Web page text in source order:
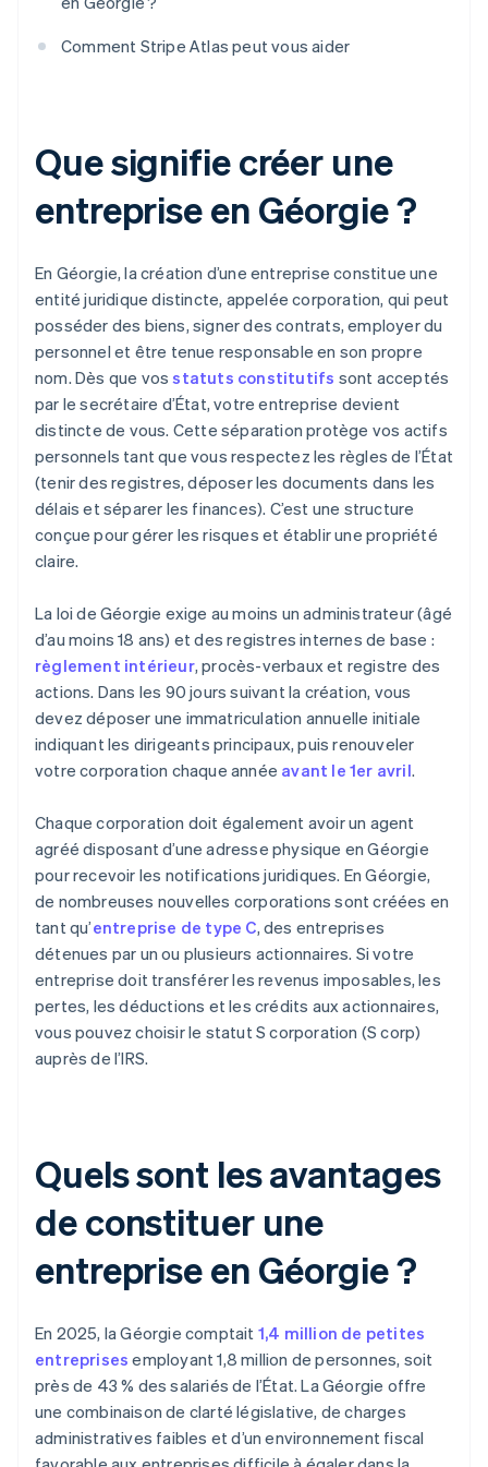
Comment Stripe Atlas peut vous aider
Que signifie créer une
entreprise en Géorgie ?
En Géorgie, la création d’une entreprise constitue une
entité juridique distincte, appelée corporation, qui peut
posséder des biens, signer des contrats, employer du
personnel et être tenue responsable en son propre
nom. Dès que vosstatuts constitutifs sont acceptés
par le secrétaire d’État, votre entreprise devient
distincte de vous. Cette séparation protège vos actifs
personnels tant que vous respectez les règles de l’État
(tenir des registres, déposer les documents dans les
délais et séparer les finances). C’est une structure
conçue pour gérer les risques et établir une propriété
claire.
La loi de Géorgie exige au moins un administrateur (âgé
d’au moins 18 ans) et des registres internes de base :
règlement intérieur, procès-verbaux et registre des
actions. Dans les 90 jours suivant la création, vous
devez déposer une immatriculation annuelle initiale
indiquant les dirigeants principaux, puis renouveler
votre corporation chaque année avant le 1er avril.
Chaque corporation doit également avoir un agent
agréé disposant d’une adresse physique en Géorgie
pour recevoir les notifications juridiques. En Géorgie,
de nombreuses nouvelles corporations sont créées en
tant qu’entreprise de type C, des entreprises
détenues par un ou plusieurs actionnaires. Si votre
entreprise doit transférer les revenus imposables, les
pertes, les déductions et les crédits aux actionnaires,
vous pouvez choisir le statut S corporation (S corp)
auprès de l’IRS.
Quels sont les avantages
de constituer une
entreprise en Géorgie ?
En 2025, la Géorgie comptait 1,4 million de petites
entreprises employant 1,8 million de personnes, soit
près de 43 % des salariés de l’État. La Géorgie offre
une combinaison de clarté législative, de charges
administratives faibles et d’un environnement fiscal